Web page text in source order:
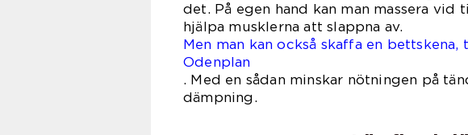
det. På egen hand kan man massera
hjälpa musklerna att slappna av.
Men man kan också skaffa en
Odenplan
. Med en sådan minskar nötningen på
dämpning.